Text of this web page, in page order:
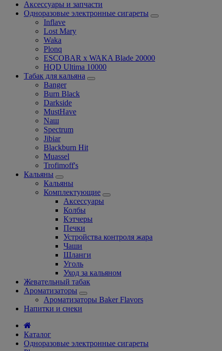
Аксессуары и запчасти
Одноразовые электронные сигареты
Inflave
Lost Mary
Waka
Plonq
ESCOBAR x WAKA Blade 20000
HQD Ultima 10000
Табак для кальяна
Banger
Burn Black
Darkside
MustHave
Nаш
Spectrum
Jibiar
Blackburn Hit
Muassel
Trofimoff's
Кальяны
Кальяны
Комплектующие
Аксессуары
Колбы
Кэтчеры
Печки
Устройства контроля жара
Чаши
Шланги
Уголь
Уход за кальяном
Жевательный табак
Ароматизаторы
Ароматизаторы Baker Flavors
Напитки и снеки
Каталог
Одноразовые электронные сигареты